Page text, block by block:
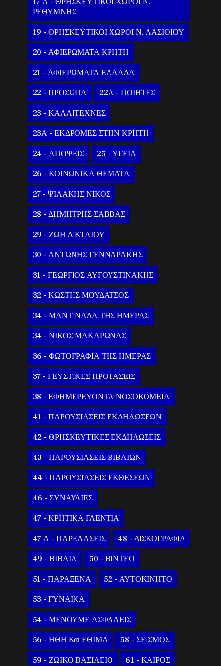
17 Α - ΘΡΗΣΚΕΥΤΙΚΟΙ ΧΩΡΟΙ Ν.
ΡΕΘΥΜΝΗΣ
19 - ΘΡΗΣΚΕΥΤΙΚΟΙ ΧΩΡΟΙ Ν. ΛΑΣΙΘΙΟΥ
20 - ΑΦΙΕΡΩΜΑΤΑ ΚΡΗΤΗ
21 - ΑΦΙΕΡΩΜΑΤΑ ΕΛΛΑΔΑ
22 - ΠΡΟΣΩΠΑ 22Α - ΠΟΙΗΤΕΣ
23 - ΚΑΛΛΙΤΕΧΝΕΣ
23Α - ΕΚΔΡΟΜΕΣ ΣΤΗΝ ΚΡΗΤΗ
24 - ΑΠΟΨΕΙΣ 25 - ΥΓΕΙΑ
26 - ΚΟΙΝΩΝΙΚΑ ΘΕΜΑΤΑ
27 - ΨΙΛΑΚΗΣ ΝΙΚΟΣ
28 - ΔΗΜΗΤΡΗΣ ΣΑΒΒΑΣ
29 - ΖΩΗ ΔΙΚΤΑΙΟΥ
30 - ΑΝΤΩΝΗΣ ΓΕΝΝΑΡΑΚΗΣ
31 - ΓΕΩΡΓΙΟΣ ΑΥΓΟΥΣΤΙΝΑΚΗΣ
32 - ΚΩΣΤΗΣ ΜΟΥΔΑΤΣΟΣ
34 - ΜΑΝΤΙΝΑΔΑ ΤΗΣ ΗΜΕΡΑΣ
34 - ΝΙΚΟΣ ΜΑΚΑΡΩΝΑΣ
36 - ΦΩΤΟΓΡΑΦΙΑ ΤΗΣ ΗΜΕΡΑΣ
37 - ΓΕΥΣΤΙΚΕΣ ΠΡΟΤΑΣΕΙΣ
38 - ΕΦΗΜΕΡΕΥΟΝΤΑ ΝΟΣΟΚΟΜΕΙΑ
41 - ΠΑΡΟΥΣΙΑΣΕΙΣ ΕΚΔΗΛΩΣΕΩΝ
42 - ΘΡΗΣΚΕΥΤΙΚΕΣ ΕΚΔΗΛΩΣΕΙΣ
43 - ΠΑΡΟΥΣΙΑΣΕΙΣ ΒΙΒΛΙΩΝ
44 - ΠΑΡΟΥΣΙΑΣΕΙΣ ΕΚΘΕΣΕΩΝ
46 - ΣΥΝΑΥΛΙΕΣ
47 - ΚΡΗΤΙΚΑ ΓΛΕΝΤΙΑ
47 Α - ΠΑΡΕΛΑΣΕΙΣ 48 - ΔΙΣΚΟΓΡΑΦΙΑ
49 - ΒΙΒΛΙΑ 50 - ΒΙΝΤΕΟ
51 - ΠΑΡΑΞΕΝΑ 52 - ΑΥΤΟΚΙΝΗΤΟ
53 - ΓΥΝΑΙΚΑ
54 - ΜΕΝΟΥΜΕ ΑΣΦΑΛΕΙΣ
56 - ΗΘΗ Και ΕΘΙΜΑ 58 - ΣΕΙΣΜΟΣ
59 - ΖΩΙΚΟ ΒΑΣΙΛΕΙΟ 61 - ΚΑΙΡΟΣ